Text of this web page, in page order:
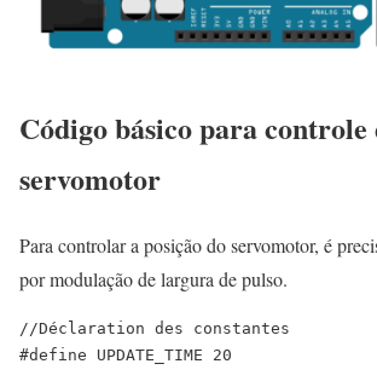
Código básico para controle
servomotor
Para controlar a posição do servomotor, é
por modulação de largura de pulso.
//Déclaration des constantes
#define
UPDATE_TIME 20